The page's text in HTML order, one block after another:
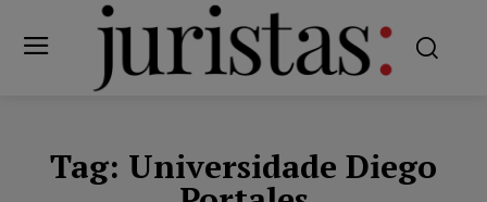
Tag: Universidade Diego